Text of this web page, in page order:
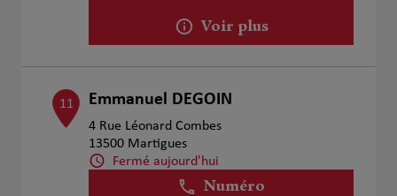
Voir plus
11 Emmanuel DEGOIN
4 Rue Léonard Combes
13500 Martigues
Fermé aujourd'hui
Numéro